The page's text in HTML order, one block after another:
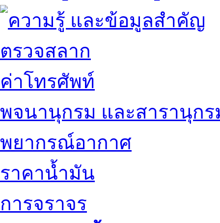
ตรวจสลาก
ค่าโทรศัพท์
พจนานุกรม และสารานุกร
พยากรณ์อากาศ
ราคาน้ำมัน
การจราจร